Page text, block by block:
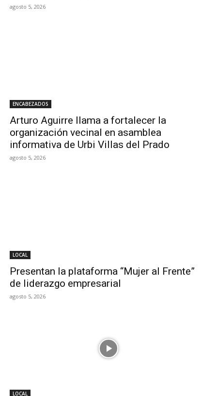
agosto 5, 2026
ENCABEZADOS
Arturo Aguirre llama a fortalecer la
organización vecinal en asamblea
informativa de Urbi Villas del Prado
agosto 5, 2026
LOCAL
Presentan la plataforma “Mujer al Frente”
de liderazgo empresarial
agosto 5, 2026
LOCAL